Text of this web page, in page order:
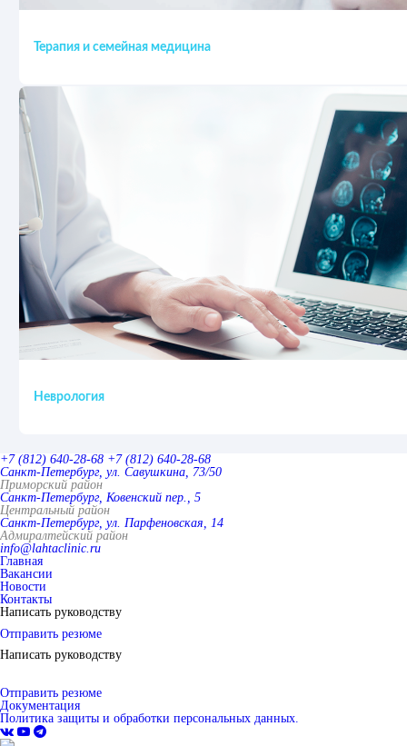
Терапия и семейная медицина
Неврология
+7 (812) 640-28-68 +7 (812) 640-28-68
Санкт-Петербург, ул. Савушкина, 73/50
Приморский район
Санкт-Петербург, Ковенский пер., 5
Центральный район
Санкт-Петербург, ул. Парфеновская, 14
Адмиралтейский район
info@lahtaclinic.ru
Главная
Вакансии
Новости
Контакты
Написать руководству
Отправить резюме
Написать руководству
Отправить резюме
Документация
Политика защиты и обработки персональных данных.